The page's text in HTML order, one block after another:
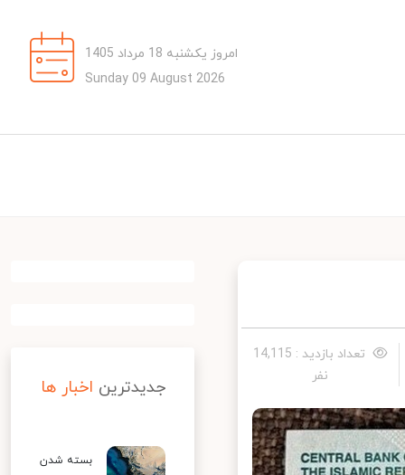
امروز یکشنبه 18 مرداد 1405
Sunday 09 August 2026
تعداد بازدید : 14,115
نفر
جدیدترین اخبار ها
بسته شدن